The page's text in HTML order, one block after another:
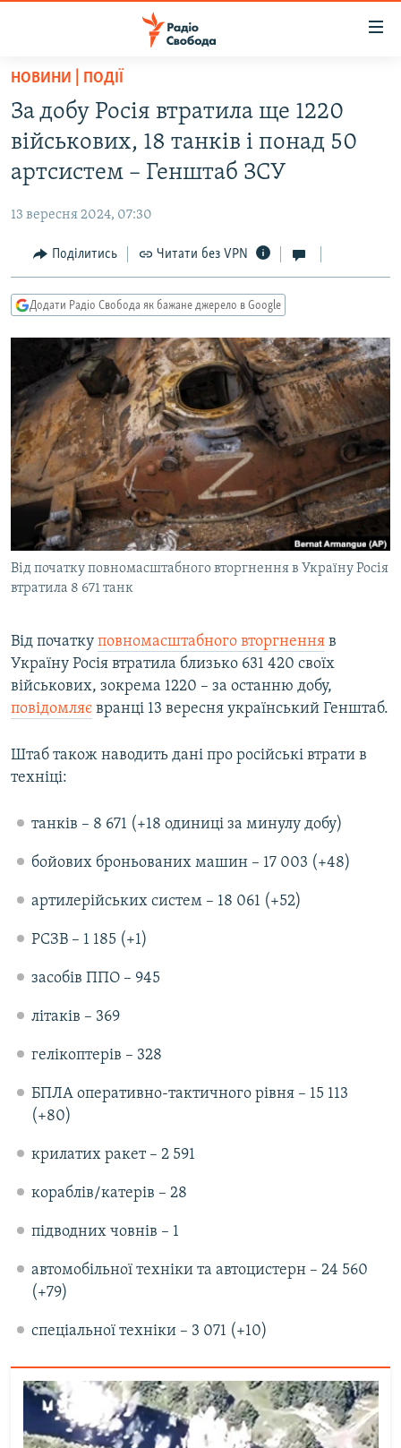
Перейти
основного
матеріалу
до
основної
навігації
Перейти
до
пошуку
РАДІО СВОБОДА – 70 РОКІВ
ВСЕ ЗА ДОБУ
ЕКОНОМІКА
СУСПІЛЬСТВО
УКРАЇНА
СВІТ
РОСІЙСЬКА «ФІЛЬТРАЦІЯ»
ДОНБАС.РЕАЛІЇ
ТИ ЯК?
СХЕМИ
КИТАЙ.ВИКЛИКИ
МУЛЬТИМЕДІА
ФОТО
СПЕЦПРОЄКТИ
ПОДКАСТИ
КРИМ РЕАЛІЇ
РУС
КТАТ
Усі сайти RFE/RL
НОВИНИ | ПОДІЇ
За добу Росія втратила ще 1220
військових, 18 танків і понад 50
артсистем – Генштаб ЗСУ
13 вересня 2024, 07:30
Поділитись Читати без VPN
Додати Радіо Свобода як бажане джерело в Google
Від початку повномасштабного вторгнення в Україну Росія
втратила 8 671 танк
Від початку повномасштабного вторгнення в
Україну Росія втратила близько 631 420 своїх
військових, зокрема 1220 – за останню добу,
повідомляє вранці 13 вересня український Генштаб.
Штаб також наводить дані про російські втрати в
техніці:
танків – 8 671 (+18 одиниці за минулу добу)
бойових броньованих машин – 17 003 (+48)
артилерійських систем – 18 061 (+52)
РСЗВ – 1 185 (+1)
засобів ППО – 945
літаків – 369
гелікоптерів – 328
БПЛА оперативно-тактичного рівня – 15 113
(+80)
крилатих ракет – 2 591
кораблів/катерів – 28
підводних човнів – 1
автомобільної техніки та автоцистерн – 24 560
(+79)
спеціальної техніки – 3 071 (+10)